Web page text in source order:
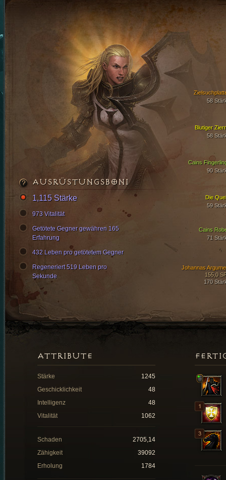
Blutiger
58
Cains
90
58
Cains
71
Johannas
155,0
170
Die
59
AUSRÜSTUNGSBONI
1,115 Stärke
973 Vitalität
Getötete Gegner gewähren 165
Erfahrung
432 Leben pro getötetem Gegner
Regeneriert 519 Leben pro
Sekunde
ATTRIBUTE
Stärke
1245
Geschicklichkeit
48
Intelligenz
48
Vitalität
1062
Schaden
2705,14
Zähigkeit
39092
Erholung
1784